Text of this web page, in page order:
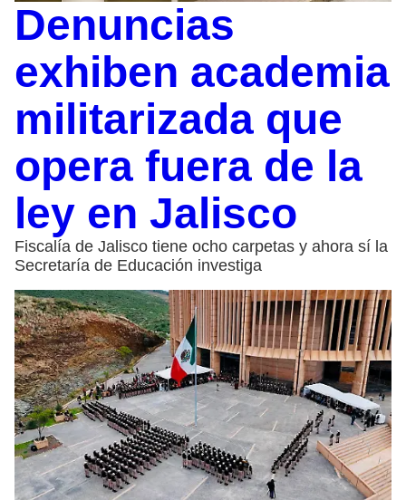
Denuncias
exhiben academia
militarizada que
opera fuera de la
ley en Jalisco
Fiscalía de Jalisco tiene ocho carpetas y ahora sí la
Secretaría de Educación investiga